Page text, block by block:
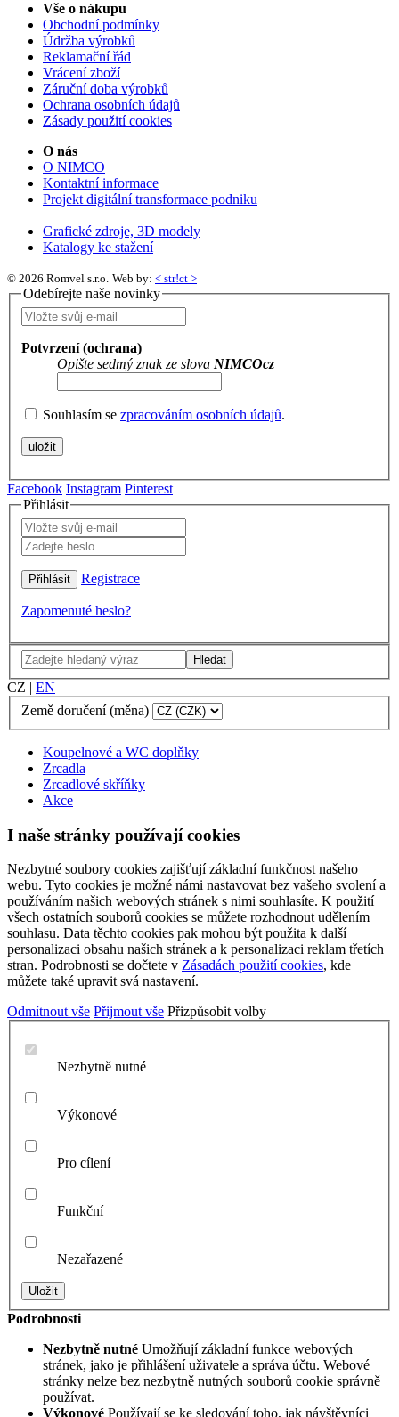
Vše o nákupu
Obchodní podmínky
Údržba výrobků
Reklamační řád
Vrácení zboží
Záruční doba výrobků
Ochrana osobních údajů
Zásady použití cookies
O nás
O NIMCO
Kontaktní informace
Projekt digitální transformace podniku
Grafické zdroje, 3D modely
Katalogy ke stažení
© 2026 Romvel s.r.o. Web by: < str!ct >
Odebírejte naše novinky
Potvrzení (ochrana)
Opište sedmý znak ze slova NIMCOcz
Souhlasím se zpracováním osobních údajů.
Facebook Instagram Pinterest
Přihlásit
Registrace
Zapomenuté heslo?
Hledat
CZ | EN
Země doručení (měna)
Koupelnové a WC doplňky
Zrcadla
Zrcadlové skříňky
Akce
I naše stránky používají cookies
Nezbytné soubory cookies zajišťují základní funkčnost našeho
webu. Tyto cookies je možné námi nastavovat bez vašeho svolení a
používáním našich webových stránek s nimi souhlasíte. K použití
všech ostatních souborů cookies se můžete rozhodnout udělením
souhlasu. Data těchto cookies pak mohou být použita k další
personalizaci obsahu našich stránek a k personalizaci reklam třetích
stran. Podrobnosti se dočtete v Zásadách použití cookies, kde
můžete také upravit svá nastavení.
Odmítnout vše Přijmout vše Přizpůsobit volby
Nezbytně nutné
Výkonové
Pro cílení
Funkční
Nezařazené
Podrobnosti
Nezbytně nutné Umožňují základní funkce webových
stránek, jako je přihlášení uživatele a správa účtu. Webové
stránky nelze bez nezbytně nutných souborů cookie správně
používat.
Výkonové Používají se ke sledování toho, jak návštěvníci